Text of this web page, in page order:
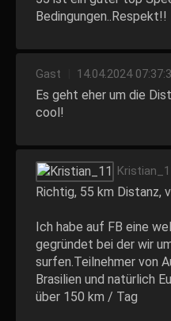
Bedingungen..Respekt!!
Gast 14.04.2024
Es geht eher um die
cool!
Richtig, 55 km Distanz,
Ich habe auf FB eine
gegründet bei der wir
surfen.Teilnehmer von
Brasilien und natürlich
über 150 km / Tag